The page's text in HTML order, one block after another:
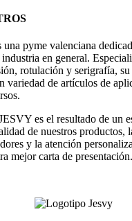
pyme valenciana
industria en general.
rotulación y serigrafía,
variedad de artículos de
es el resultado de un
de nuestros productos,
y la atención
mejor carta de presentación.